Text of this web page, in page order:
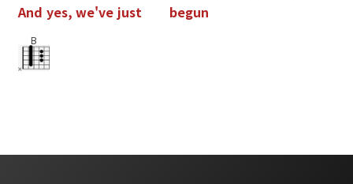
And yes, we've just begun
B